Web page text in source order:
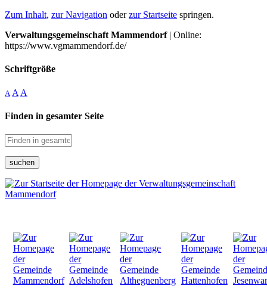
Zum Inhalt, zur Navigation oderzur Startseite springen.
Verwaltungsgemeinschaft Mammendorf| Online:
https://www.vgmammendorf.de/
Schriftgröße
A A A
Finden in gesamter Seite
suchen